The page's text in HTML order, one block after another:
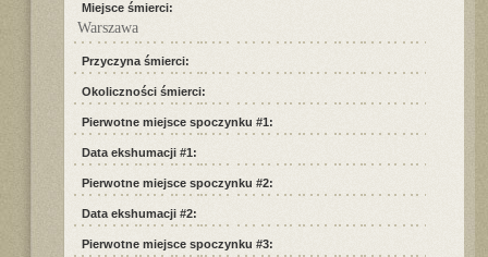
Miejsce śmierci:
Warszawa
Przyczyna śmierci:
Okoliczności śmierci:
Pierwotne miejsce spoczynku #1:
Data ekshumacji #1:
Pierwotne miejsce spoczynku #2:
Data ekshumacji #2:
Pierwotne miejsce spoczynku #3: